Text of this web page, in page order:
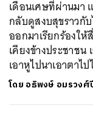
เดือนเศษที่ผ่านมา
กลับดูสงบสุขราวกั
ออกมาเรียกร้องใ
เคียงข้างประชาช
เอาหูไปนาเอาตาไป
โดย อธิพงษ์ อมรวงศ์